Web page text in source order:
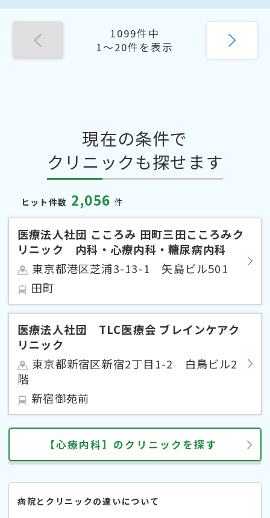
1099件中
1〜20件を表示
現在の条件で
クリニックも探せます
ヒット件数 2,056 件
医療法人社団 こころみ 田町三田こころみク
リニック 内科・心療内科・糖尿病内科
東京都港区芝浦3-13-1 矢島ビル501
田町
医療法人社団 TLC医療会 ブレインケアク
リニック
東京都新宿区新宿2丁目1-2 白鳥ビル2
階
新宿御苑前
【心療内科】のクリニックを探す
病院とクリニックの違いについて